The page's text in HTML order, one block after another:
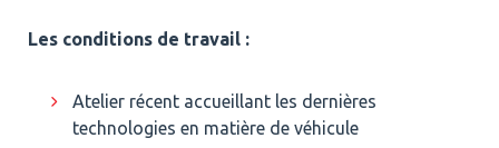
Les conditions de travail :
Atelier récent accueillant les dernières
technologies en matière de véhicule